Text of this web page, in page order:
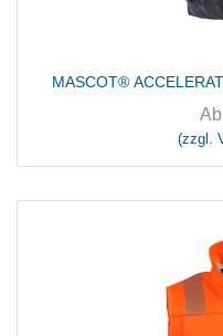
MASCOT®
Ab
(zzgl.